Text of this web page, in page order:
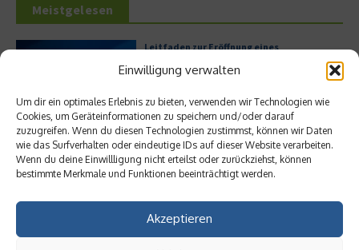
Einwilligung verwalten
Um dir ein optimales Erlebnis zu bieten, verwenden wir Technologien wie
Cookies, um Geräteinformationen zu speichern und/oder darauf
zuzugreifen. Wenn du diesen Technologien zustimmst, können wir Daten
wie das Surfverhalten oder eindeutige IDs auf dieser Website verarbeiten.
Wenn du deine Einwillligung nicht erteilst oder zurückziehst, können
bestimmte Merkmale und Funktionen beeinträchtigt werden.
Akzeptieren
Meistgelesen
Leitfaden zur Eröffnung eines
Geschäftskontos für kleine Unternehmen
Hilton Worldwide: Eine Ikone der globalen
Hotellerie im Wandel der Zeit